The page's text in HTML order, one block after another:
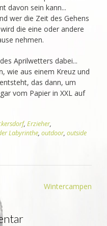
davon sein kann...
wer die Zeit des Gehens
die eine oder andere
nehmen.
Aprilwetters dabei...
wie aus einem Kreuz und
das dann, um
vom Papier in XXL auf
, Erzieher,
Labyrinthe, outdoor, outside
Wintercampen